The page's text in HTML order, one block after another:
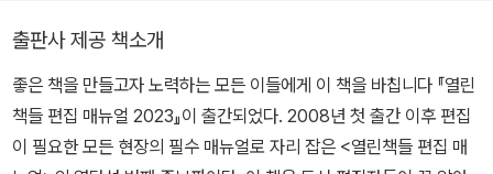
소개하는 작가 중심 기획으로 도스토옙스키, 카잔차키스, 프로이트
등의 전집을 출간했으며, 베르나르 베르베르, 움베르토 에코, 파트리
크 쥐스킨트, 폴 오스터, 요나스 요나손, 로베르토 볼라뇨 등의 작품들
을 출간하고 있다.
출판사 제공 책소개
좋은 책을 만들고자 노력하는 모든 이들에게 이 책을 바칩니다 『열린
책들 편집 매뉴얼 2023』이 출간되었다. 2008년 첫 출간 이후 편집
이 필요한 모든 현장의 필수 매뉴얼로 자리 잡은 <열린책들 편집 매